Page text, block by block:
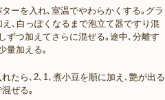
ーを入れ､室温でやわらかくする｡グラ
え､白っぽくなるまで泡立て器ですり混
ずつ加えてさらに混ぜる｡途中､分離す
量加える｡
たら､2､1､煮小豆を順に加え､艶が出る
ぜる｡